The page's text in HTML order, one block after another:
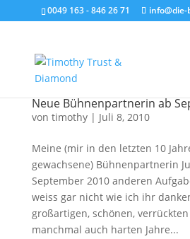
0049 163 - 846 26 71
Neue Bühnenpartnerin ab
von timothy| Juli 8, 2010
Meine (mir in den letzten 10
gewachsene) Bühnenpartnerin
September 2010 anderen
weiss gar nicht wie ich ihr
großartigen, schönen,
manchmal auch harten Jahre...